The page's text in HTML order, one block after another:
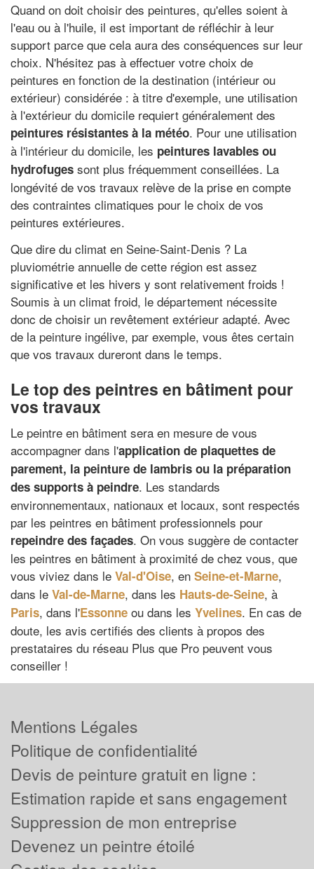
Quand on doit choisir des peintures, qu'elles soient à
l'eau ou à l'huile, il est important de réfléchir à leur
support parce que cela aura des conséquences sur leur
choix. N'hésitez pas à effectuer votre choix de
peintures en fonction de la destination (intérieur ou
extérieur) considérée : à titre d'exemple, une utilisation
à l'extérieur du domicile requiert généralement des
peintures résistantes à la météo. Pour une utilisation
à l'intérieur du domicile, les peintures lavables ou
hydrofuges sont plus fréquemment conseillées. La
longévité de vos travaux relève de la prise en compte
des contraintes climatiques pour le choix de vos
peintures extérieures.
Que dire du climat en Seine-Saint-Denis ? La
pluviométrie annuelle de cette région est assez
significative et les hivers y sont relativement froids !
Soumis à un climat froid, le département nécessite
donc de choisir un revêtement extérieur adapté. Avec
de la peinture ingélive, par exemple, vous êtes certain
que vos travaux dureront dans le temps.
Le top des peintres en bâtiment pour
vos travaux
Le peintre en bâtiment sera en mesure de vous
accompagner dans l'application de plaquettes de
parement, la peinture de lambris ou la préparation
des supports à peindre. Les standards
environnementaux, nationaux et locaux, sont respectés
par les peintres en bâtiment professionnels pour
repeindre des façades. On vous suggère de contacter
les peintres en bâtiment à proximité de chez vous, que
vous viviez dans le Val-d'Oise, en Seine-et-Marne,
dans le Val-de-Marne, dans les Hauts-de-Seine, à
Paris, dans l'Essonne ou dans les Yvelines. En cas de
doute, les avis certifiés des clients à propos des
prestataires du réseau Plus que Pro peuvent vous
conseiller !
Mentions Légales
Politique de confidentialité
Devis de peinture gratuit en ligne :
Estimation rapide et sans engagement
Suppression de mon entreprise
Devenez un peintre étoilé